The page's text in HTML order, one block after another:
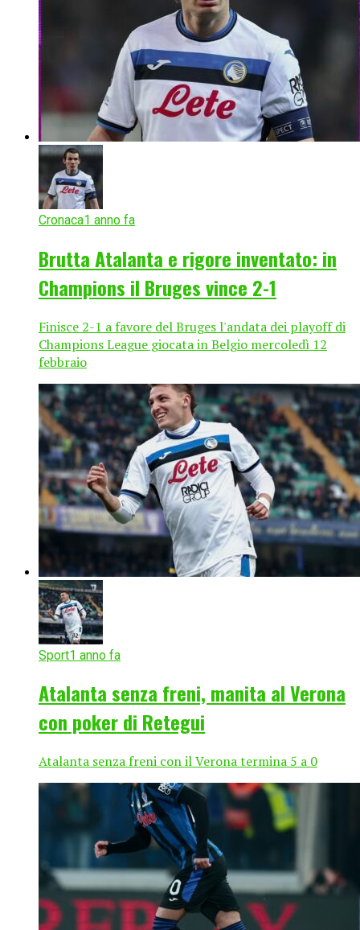
Cronaca1 anno fa
Brutta Atalanta e rigore inventato: in
Champions il Bruges vince 2-1
Finisce 2-1 a favore del Bruges l'andata dei playoff di
Champions League giocata in Belgio mercoledì 12
febbraio
Sport1 anno fa
Atalanta senza freni, manita al Verona
con poker di Retegui
Atalanta senza freni con il Verona termina 5 a 0